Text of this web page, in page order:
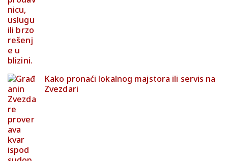
Kako pronaći lokalnog majstora ili servis na
Zvezdari